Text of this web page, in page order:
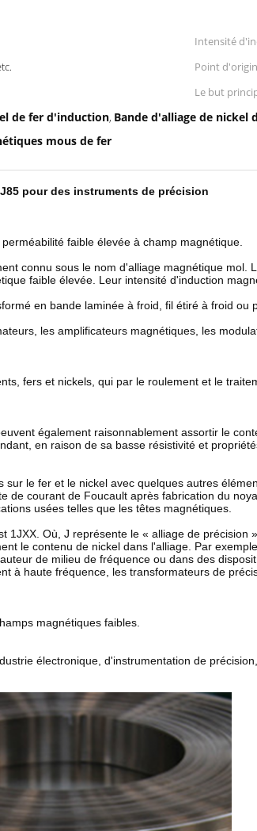
Intensité
magnétique
(t):
Point
Le but
de fer d'induction, Bande d'alliage de nickel
mous de fer
pour des instruments de précision
faible élevée à champ magnétique.
connu sous le nom d'alliage magnétique
faible élevée. Leur intensité d'induction
en bande laminée à froid, fil étiré à froid
les amplificateurs magnétiques, les
fers et nickels, qui par le roulement et le
également raisonnablement assortir le
en raison de sa basse résistivité et
le fer et le nickel avec quelques autres
de courant de Foucault après fabrication du
usées telles que les têtes magnétiques.
1JXX. Où, J représente le « alliage de
le contenu de nickel dans l'alliage. Par
de milieu de fréquence ou dans des
à haute fréquence, les transformateurs de
magnétiques faibles.
électronique, d'instrumentation de